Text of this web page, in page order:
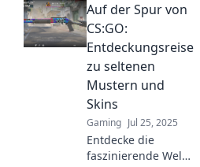
could skyrocket
your inventory’s
value. Unearth the
hidden gems
today!
Auf der Spur von
CS:GO:
Entdeckungsreise
zu seltenen
Mustern und
Skins
Gaming Jul 25, 2025
Entdecke die
faszinierende Welt